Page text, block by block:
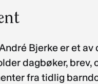
Bjerke er et
dagbøker,
fra tidlig